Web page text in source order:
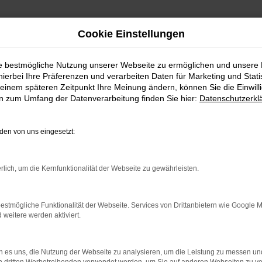
nach Köln
nach Köln
IM TESLA
Frage. Wir setzen zudem ein Ausrufezeichen durch
stets darauf, dass Kundinnen und Kunden aus Köln und
sowohl telefonisch als auch via E-Mail oder im Chat
Inhaber führt und gerne persönlich für Sie da ist. Freuen
Cookie Einstellungen
bestmögliche Nutzung unserer Webseite zu ermöglichen und unsere
Ihre Präferenzen und verarbeiten Daten für Marketing und
späteren Zeitpunkt Ihre Meinung ändern, können Sie die
zum Umfang der Datenverarbeitung finden Sie hier:
von uns eingesetzt:
um die Kernfunktionalität der Webseite zu gewährleisten.
Funktionalität der Webseite. Services von Drittanbietern wie Google
weitere werden aktiviert.
es uns, die Nutzung der Webseite zu analysieren, um die Leistung zu messen